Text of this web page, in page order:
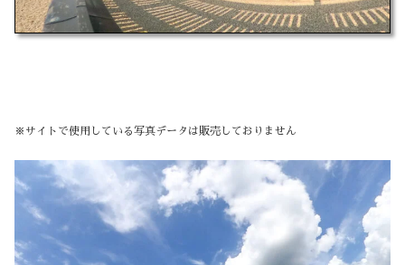
※サイトで使用している写真データは販売しておりません